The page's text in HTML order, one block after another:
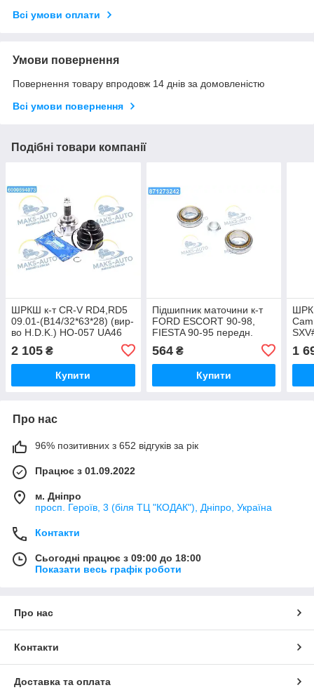
Всі умови оплати
Умови повернення
Повернення товару впродовж 14 днів за домовленістю
Всі умови повернення
Подібні товари компанії
ШРКШ к-т CR-V RD4,RD5
09.01-(B14/32*63*28) (вир-
во H.D.K.) HO-057 UA46
2 105 ₴
Купити
Підшипник маточини к-т
FORD ESCORT 90-98,
FIESTA 90-95 передн.
UA46
564₴
Купити
во
1
Про нас
96% позитивних з 652 відгуків за рік
Працює з 01.09.2022
м. Дніпро
просп. Героїв, 3 (біля ТЦ "КОДАК"), Дніпро, Україна
Контакти
Сьогодні працює з 09:00 до 18:00
Показати весь графік роботи
Про нас
Контакти
Доставка та оплата